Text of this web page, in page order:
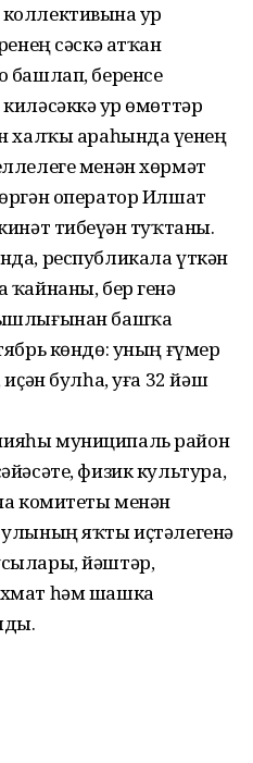
ҙур
сәскә атҡан
башлап, беренсе
ҙур өмөттәр
халҡы араһында үҙенең
менән хөрмәт
оператор Илшат
тибеүҙән туҡтаны.
республикала үткән
бер генә
башҡа
көндө: уның ғүмер
булһа, уға 32 йәш
муниципаль район
физик культура,
комитеты менән
яҡты иҫтәлегенә
йәштәр,
һәм шашка